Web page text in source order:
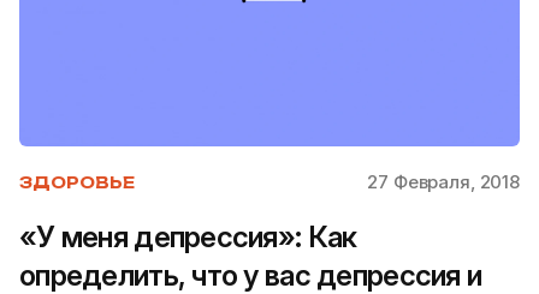
ЗДОРОВЬЕ 27 Февраля, 2018
«У меня депрессия»: Как
определить, что у вас депрессия и